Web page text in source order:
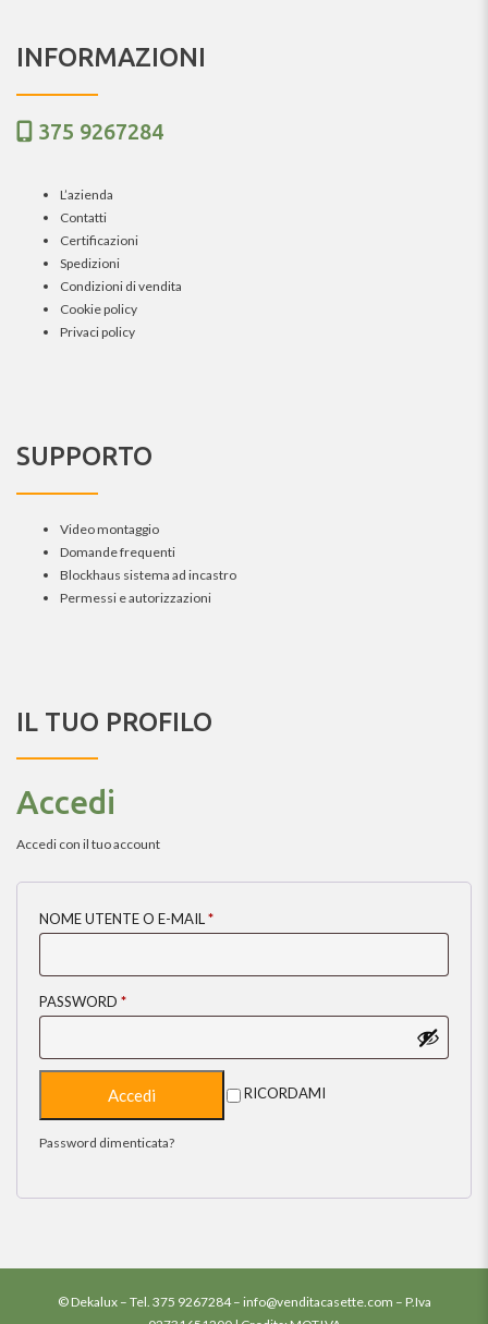
INFORMAZIONI
375 9267284
L’azienda
Contatti
Certificazioni
Spedizioni
Condizioni di vendita
Cookie policy
Privaci policy
SUPPORTO
Video montaggio
Domande frequenti
Blockhaus sistema ad incastro
Permessi e autorizzazioni
IL TUO PROFILO
Accedi
Accedi con il tuo account
NOME UTENTE O E-MAIL*
PASSWORD *
RICORDAMI
Password dimenticata?
© Dekalux – Tel. 375 9267284– info@venditacasette.com – P.Iva